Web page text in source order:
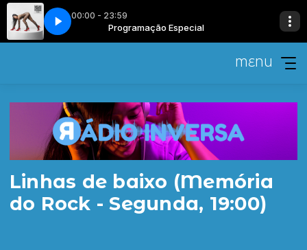
00:00 - 23:59
Programação Especial
pelo cano Vitoria Faria - Elefante pelo cano
MENU
Linhas de baixo (Memória
do Rock - Segunda, 19:00)